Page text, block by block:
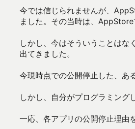
今では信じられませんが、
ました。その当時は、
しかし、今はそういうことはな
出てきました。
今現時点での公開停止した、あ
しかし、自分がプログラミング
一応、各アプリの公開停止理由